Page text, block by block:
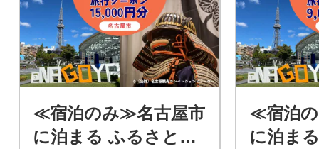
≪宿泊のみ≫名古屋市
に泊まる ふるさと納
≪宿泊
に泊ま